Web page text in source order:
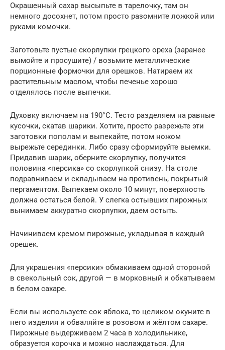
Окрашенный сахар высыпьте в тарелочку, там он
немного досохнет, потом просто разомните ложкой или
руками комочки.
Заготовьте пустые скорлупки грецкого ореха (заранее
вымойте и просушите) / возьмите металлические
порционные формочки для орешков. Натираем их
растительным маслом, чтобы печенье хорошо
отделялось после выпечки.
Духовку включаем на 190°С. Тесто разделяем на равные
кусочки, скатав шарики. Хотите, просто разрежьте эти
заготовки пополам и выпекайте, потом ножом
вырежьте серединки. Либо сразу сформируйте выемки.
Придавив шарик, оберните скорлупку, получится
половина «персика» со скорлупкой снизу. На столе
подравниваем и складываем на противень, покрытый
пергаментом. Выпекаем около 10 минут, поверхность
должна остаться белой. У слегка остывших пирожных
вынимаем аккуратно скорлупки, даем остыть.
Начиниваем кремом пирожные, укладывая в каждый
орешек.
Для украшения «персики» обмакиваем одной стороной
в свекольный сок, другой — в морковный и обкатываем
в белом сахаре.
Если вы используете сок яблока, то целиком окуните в
него изделия и обваляйте в розовом и жёлтом сахаре.
Пирожные выдерживаем 2 часа в холодильнике,
образуется корочка и можно наслаждаться. Для